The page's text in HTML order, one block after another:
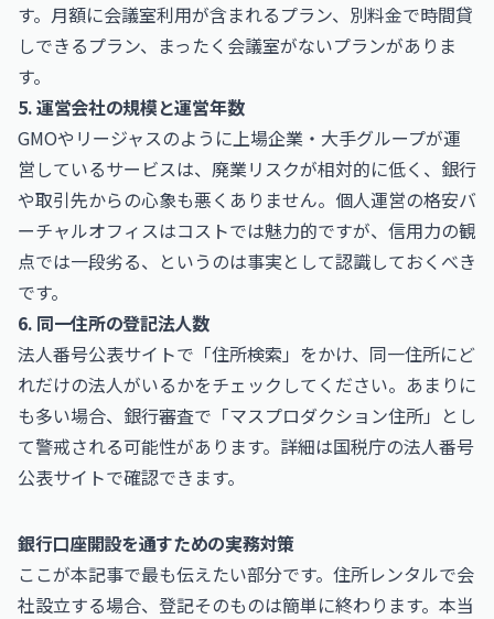
す。月額に会議室利用が含まれるプラン、別料金で時間貸
しできるプラン、まったく会議室がないプランがありま
す。
5. 運営会社の規模と運営年数
GMOやリージャスのように上場企業・大手グループが運
営しているサービスは、廃業リスクが相対的に低く、銀行
や取引先からの心象も悪くありません。個人運営の格安バ
ーチャルオフィスはコストでは魅力的ですが、信用力の観
点では一段劣る、というのは事実として認識しておくべき
です。
6. 同一住所の登記法人数
法人番号公表サイトで「住所検索」をかけ、同一住所にど
れだけの法人がいるかをチェックしてください。あまりに
も多い場合、銀行審査で「マスプロダクション住所」とし
て警戒される可能性があります。詳細は国税庁の法人番号
公表サイトで確認できます。
銀行口座開設を通すための実務対策
ここが本記事で最も伝えたい部分です。住所レンタルで会
社設立する場合、登記そのものは簡単に終わります。本当